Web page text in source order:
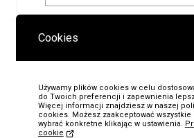
Cookies
Używamy plików cookies w celu
do Twoich preferencji i zapewnienia
Więcej informacji znajdziesz w naszej
cookies. Możesz zaakceptować
wybrać konkretne klikając w ustawienia.
cookie